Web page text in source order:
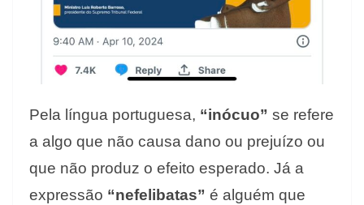
Pela língua portuguesa, “inócuo” se refere
a algo que não causa dano ou prejuízo ou
que não produz o efeito esperado. Já a
expressão “nefelibatas” é alguém que